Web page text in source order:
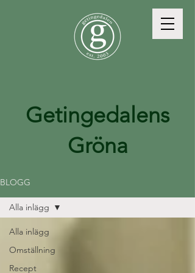
Getingedalens
Gröna
BLOGG
Alla inlägg
Omställning
Recept
Alla inlägg